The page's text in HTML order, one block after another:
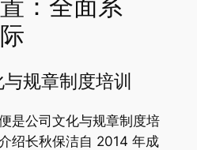
：全面系
与规章制度培训
是公司文化与规章制度培
绍长秋保洁自 2014 年成